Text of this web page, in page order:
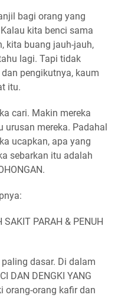
bagi orang yang
kita benci sama
kita buang jauh-jauh,
lagi. Tapi tidak
pengikutnya, kaum
itu.
cari. Makin mereka
urusan mereka. Padahal
ucapkan, apa yang
sebarkan itu adalah
SAKIT PARAH & PENUH
dasar. Di dalam
DAN DENGKI YANG
orang-orang kafir dan